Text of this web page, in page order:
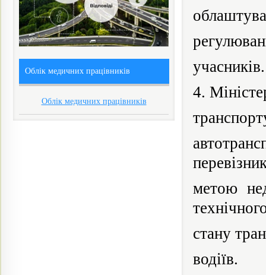
учасників.
4.
метою
стану
водіїв.
Облік медичних працівників
Облік медичних працівників